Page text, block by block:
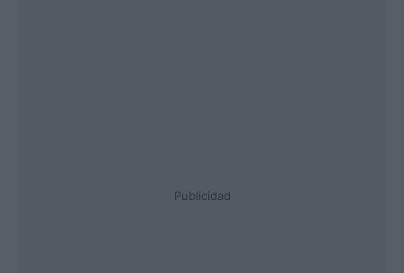
Publicidad